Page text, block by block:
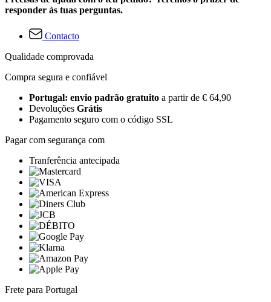
responder às tuas perguntas.
Contacto
Qualidade comprovada
Compra segura e confiável
Portugal: envio padrão gratuito a partir de € 64,90
Devoluções Grátis
Pagamento seguro com o código SSL
Pagar com segurança com
Tranferência antecipada
Frete para Portugal